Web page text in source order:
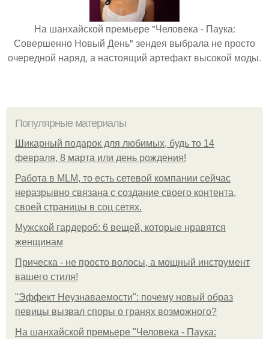
На шанхайской премьере "Человека - Паука:
Совершенно Новый День" зендея выбрала не просто
очередной наряд, а настоящий артефакт высокой моды.
Популярные материалы
Шикарный подарок для любимых, будь то 14
февраля, 8 марта или день рождения!
Работа в MLM, то есть сетевой компании сейчас
неразрывно связана с создание своего контента,
своей страницы в соц сетях.
Мужской гардероб: 6 вещей, которые нравятся
женщинам
Прическа - не просто волосы, а мощный инструмент
вашего стиля!
"Эффект Неузнаваемости": почему новый образ
певицы вызвал споры о гранях возможного?
На шанхайской премьере "Человека - Паука: